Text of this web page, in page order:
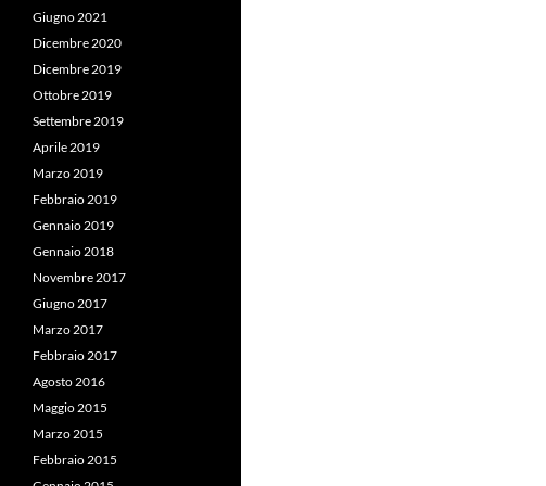
Giugno 2021
Dicembre 2020
Dicembre 2019
Ottobre 2019
Settembre 2019
Aprile 2019
Marzo 2019
Febbraio 2019
Gennaio 2019
Gennaio 2018
Novembre 2017
Giugno 2017
Marzo 2017
Febbraio 2017
Agosto 2016
Maggio 2015
Marzo 2015
Febbraio 2015